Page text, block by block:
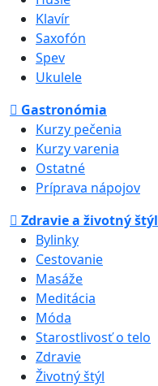
Klavír
Saxofón
Spev
Ukulele
Gastronómia
Kurzy pečenia
Kurzy varenia
Ostatné
Príprava nápojov
Zdravie a životný štýl
Bylinky
Cestovanie
Masáže
Meditácia
Móda
Starostlivosť o telo
Zdravie
Životný štýl